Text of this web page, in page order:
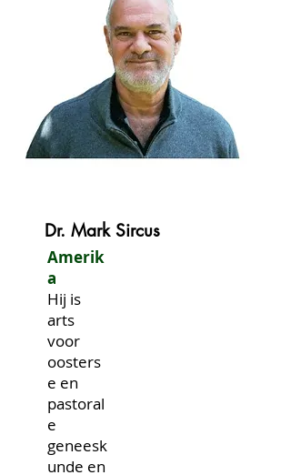
Dr. Mark Sircus
Amerik
a
Hij is
arts
voor
oosters
e en
pastoral
e
geneesk
unde en